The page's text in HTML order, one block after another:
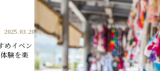
2025.03.20
めイベン
験を楽